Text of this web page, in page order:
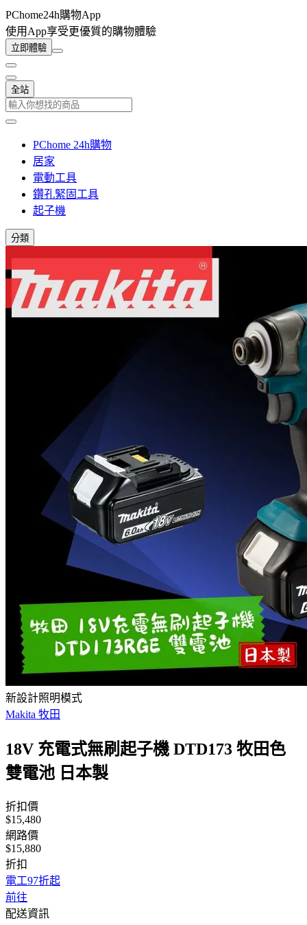
PChome24h購物App
使用App享受更優質的購物體驗
立即體驗
全站
PChome 24h購物
居家
電動工具
鑽孔緊固工具
起子機
分類
新設計照明模式
Makita 牧田
18V 充電式無刷起子機 DTD173 牧田色
雙電池 日本製
折扣價
$15,480
網路價
$15,880
折扣
電工97折起
前往
配送資訊